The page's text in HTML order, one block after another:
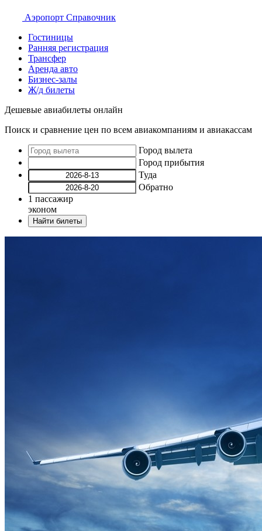
Аэропорт Справочник
Гостиницы
Ранняя регистрация
Трансфер
Аренда авто
Бизнес-залы
Ж/д билеты
Дешевые авиабилеты онлайн
Поиск и сравнение цен по всем авиакомпаниям и авиакассам
Город вылета
Город прибытия
Туда
Обратно
1 пассажир
эконом
Найти билеты